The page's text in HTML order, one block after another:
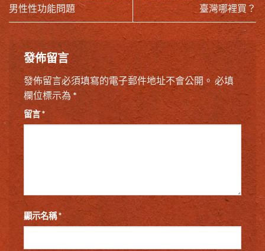
男性性功能問題
臺灣哪裡買？
發佈留言
發佈留言必須填寫的電子郵件地址不會公開。 必填
欄位標示為 *
留言*
顯示名稱*